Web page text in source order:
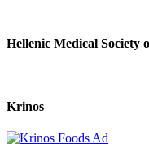
Hellenic Medical Society
Krinos